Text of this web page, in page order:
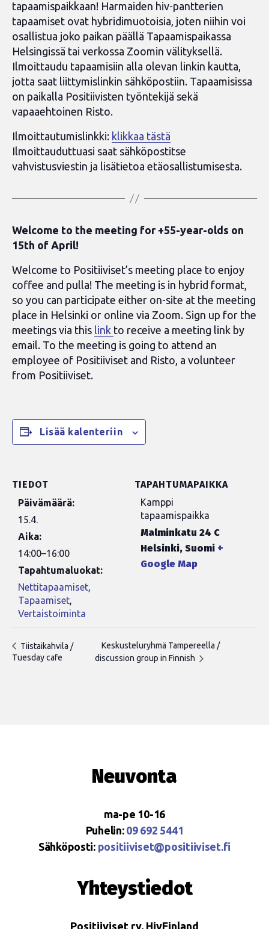
tapaamispaikkaan! Harmaiden hiv-pantterien
tapaamiset ovat hybridimuotoisia, joten niihin voi
osallistua joko paikan päällä Tapaamispaikassa
Helsingissä tai verkossa Zoomin välityksellä.
Ilmoittaudu tapaamisiin alla olevan linkin kautta,
jotta saat liittymislinkin sähköpostiin. Tapaamisissa
on paikalla Positiivisten työntekijä sekä
vapaaehtoinen Risto.
Ilmoittautumislinkki: klikkaa tästä
Ilmoittauduttuasi saat sähköpostitse
vahvistusviestin ja lisätietoa etäosallistumisesta.
Welcome to the meeting for +55-year-olds on
15th of April!
Welcome to Positiiviset’s meeting place to enjoy
coffee and pulla! The meeting is in hybrid format,
so you can participate either on-site at the meeting
place in Helsinki or online via Zoom. Sign up for the
meetings via this link to receive a meeting link by
email. To the meeting is going to attend an
employee of Positiiviset and Risto, a volunteer
from Positiiviset.
Lisää kalenteriin
TIEDOT
Päivämäärä:
15.4.
Aika:
14:00–16:00
Tapahtumaluokat:
Nettitapaamiset,
Tapaamiset,
Vertaistoiminta
TAPAHTUMAPAIKKA
Kamppi
tapaamispaikka
Malminkatu 24 C
Helsinki, Suomi +
Google Map
Tiistaikahvila /
Tuesday cafe
Keskusteluryhmä Tampereella /
discussion group in Finnish
Neuvonta
ma-pe 10-16
Puhelin: 09 692 5441
Sähköposti: positiiviset@positiiviset.fi
Yhteystiedot
Positiiviset ry, HivFinland